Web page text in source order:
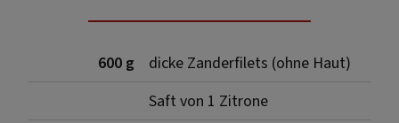
600 g
dicke Zanderfilets (ohne Haut)
Saft von 1 Zitrone